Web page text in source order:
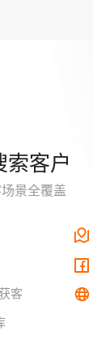
索客户
景全覆盖
客